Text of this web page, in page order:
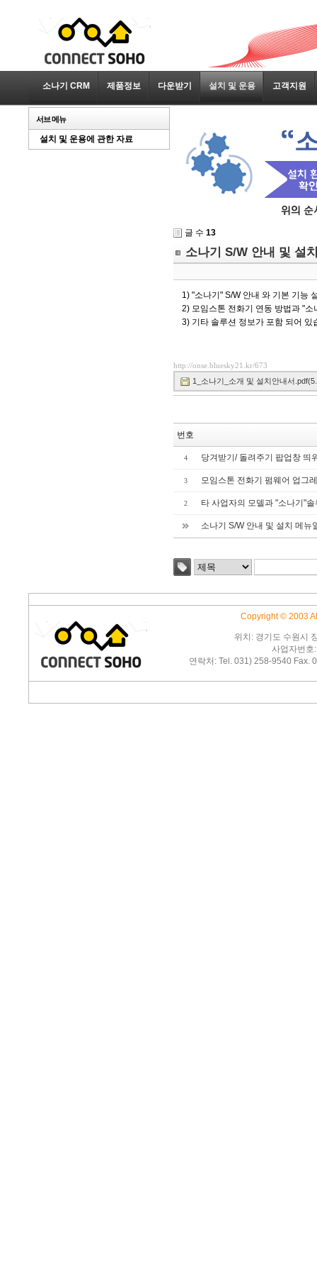
소나기 CRM 제품정보 다운받기 설치 및 운용 고객지원
서브 메뉴
설치 및 운용에 관한 자료
글 수 13
소나기 S/W 안내 및 설
1) "소나기" S/W 안내 와 기본 기능
2) 모임스톤 전화기 연동 방법과 "
3) 기타 솔루션 정보가 포함 되어 있
http://onse.bluesky21.kr/673
1_소나기_소개 및 설치안내서
번호
4 당겨받기/ 돌려주기 팝업창 띄
3 모임스톤 전화기 펌웨어 업그
2 타 사업자의 모델과 "소나기"
소나기 S/W 안내 및 설치 메뉴
Copyright © 2003
위치: 경기도 수원시
사업자번
연락처: Tel. 031) 258-9540 Fax.